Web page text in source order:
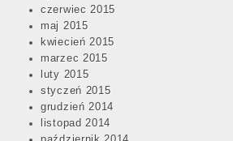
czerwiec 2015
maj 2015
kwiecień 2015
marzec 2015
luty 2015
styczeń 2015
grudzień 2014
listopad 2014